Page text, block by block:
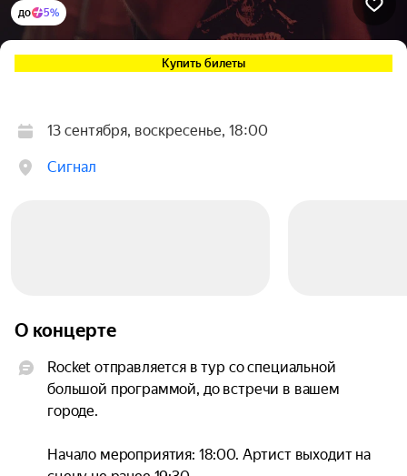
до 5%
Купить билеты
13 сентября, воскресенье, 18:00
Сигнал
О концерте
Rocket отправляется в тур со специальной
большой программой, до встречи в вашем
городе.
Начало мероприятия: 18:00. Артист выходит на